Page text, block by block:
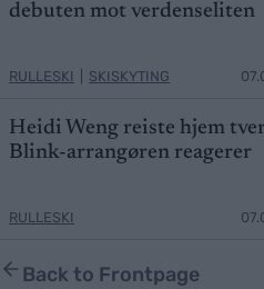
debuten mot verdenseliten
RULLESKI SKISKYTING
Heidi Weng reiste hjem
Blink-arrangøren reagerer
RULLESKI
Back to Frontpage